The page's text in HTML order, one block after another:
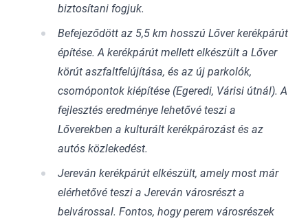
biztosítani fogjuk.
Befejeződött az 5,5 km hosszú Lőver kerékpárút
építése. A kerékpárút mellett elkészült a Lőver
körút aszfaltfelújítása, és az új parkolók,
csomópontok kiépítése (Egeredi, Várisi útnál). A
fejlesztés eredménye lehetővé teszi a
Lőverekben a kulturált kerékpározást és az
autós közlekedést.
Jereván kerékpárút elkészült, amely most már
elérhetővé teszi a Jereván városrészt a
belvárossal. Fontos, hogy perem városrészek